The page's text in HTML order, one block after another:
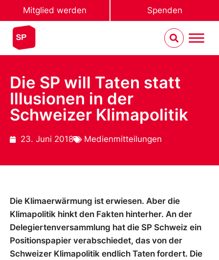
Mitglied werden Spenden
Die SP will Taten statt
Illusionen in der
Schweizer Klimapolitik
23. Juni 2018 Medienmitteilungen
Die Klimaerwärmung ist erwiesen. Aber die
Klimapolitik hinkt den Fakten hinterher. An der
Delegiertenversammlung hat die SP Schweiz ein
Positionspapier verabschiedet, das von der
Schweizer Klimapolitik endlich Taten fordert. Die